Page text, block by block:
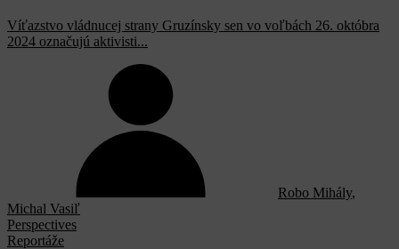
Víťazstvo vládnucej strany Gruzínsky sen vo voľbách 26. októbra
2024 označujú aktivisti...
Robo Mihály,
Michal Vasiľ
Perspectives
Reportáže